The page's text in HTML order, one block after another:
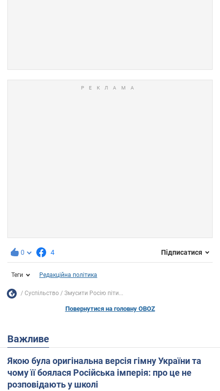
0 4 Підписатися
Теги Редакційна політика
Суспільство Змусити Росію піти...
Повернутися на головну OBOZ
Важливе
Якою була оригінальна версія гімну України та
чому її боялася Російська імперія: про це не
розповідають у школі